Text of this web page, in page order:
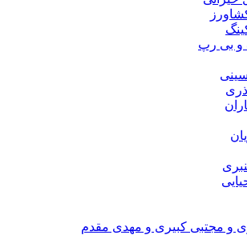
و بی رپ
و مجتبی کبیری و مهدى مقدم